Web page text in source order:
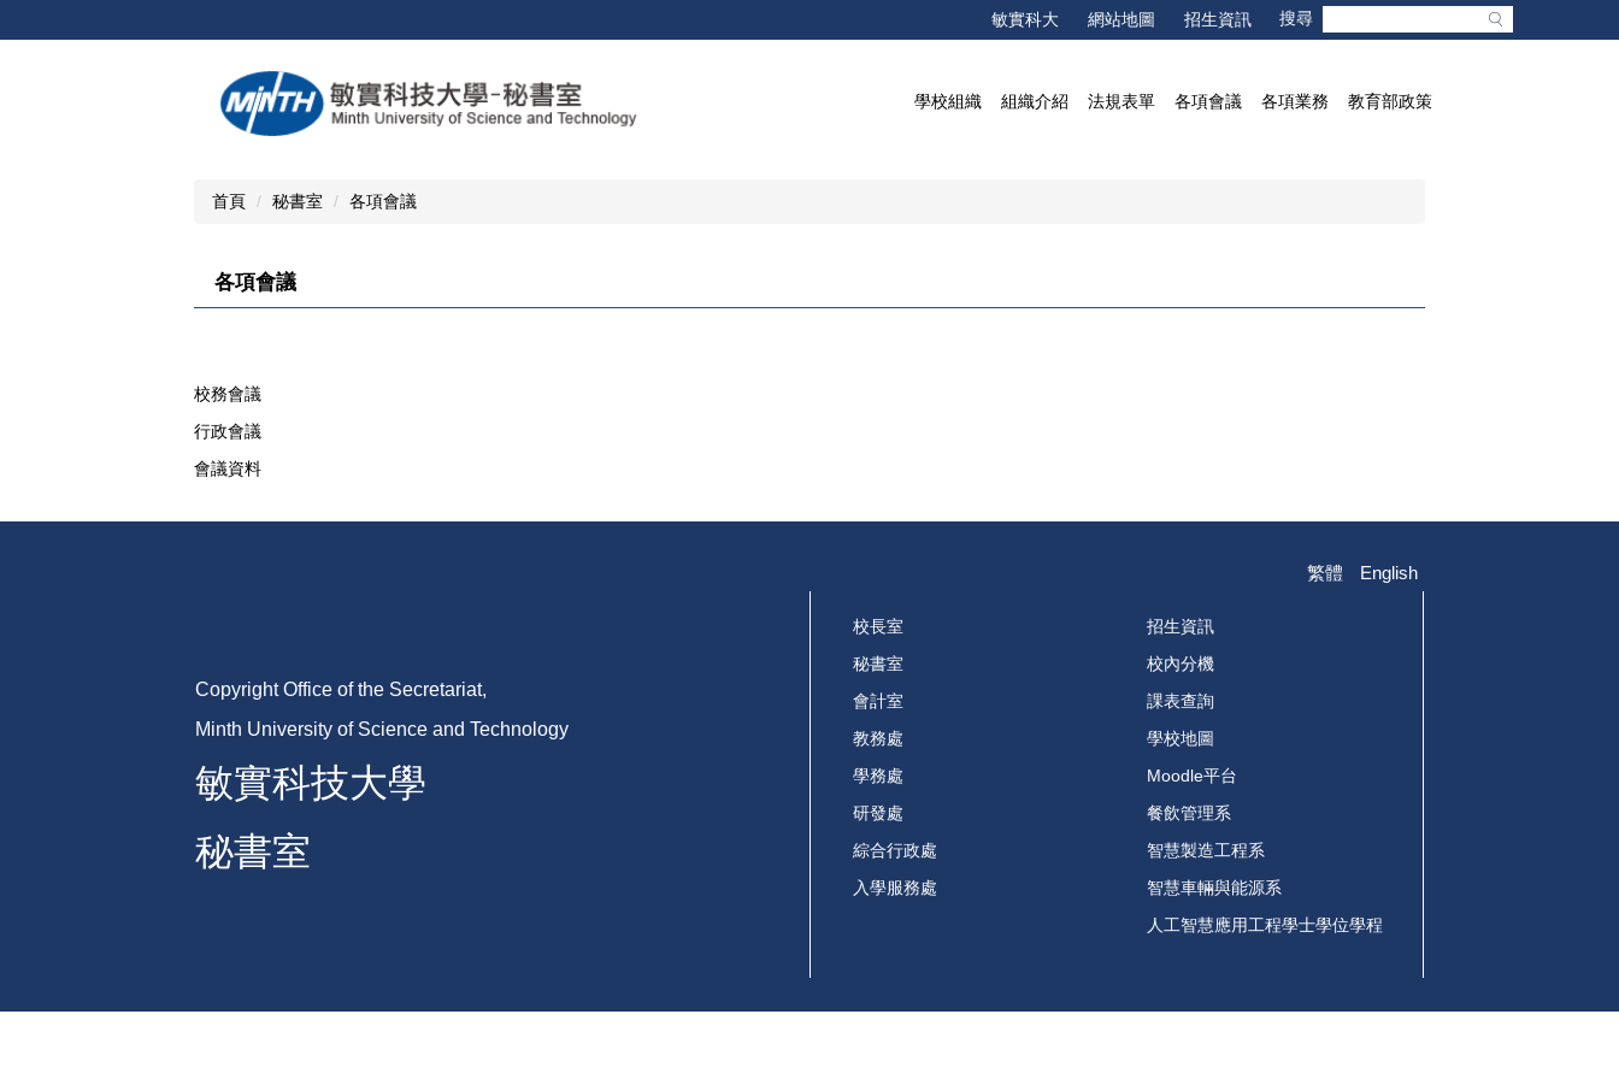
到
敏實科大 網站地圖 招生資訊
學校組織 組織介紹 法規表單 各項會議 各項業務 教育部政策
首頁 秘書室 各項會議
各項會議
校務會議
行政會議
會議資料
繁體 English
Copyright Office of the Secretariat,
Minth University of Science and Technology
敏實科技大學
秘書室
校長室
秘書室
會計室
教務處
學務處
研發處
綜合行政處
入學服務處
招生資訊
校內分機
課表查詢
學校地圖
Moodle平台
餐飲管理系
智慧製造工程系
智慧車輛與能源系
人工智慧應用工程學士學位學程